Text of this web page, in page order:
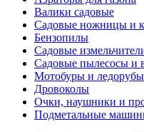
Валики садовые
Садовые ножницы и
Бензопилы
Садовые
Садовые пылесосы и
Мотобуры и ледорубы
Дровоколы
Очки, наушники и
Подметальные